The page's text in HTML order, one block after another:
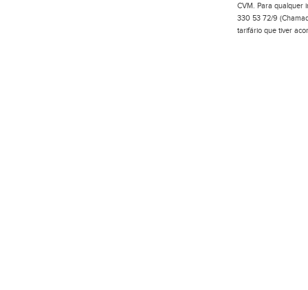
CVM. Para qualquer
330 53 72/9
tarifário que tiver